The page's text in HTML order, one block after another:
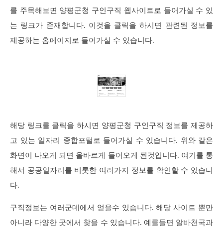
를 주목해보면 양평군청 구인구직 웹사이트로 들어가실 수 있
는 링크가 존재합니다. 이것을 클릭을 하시면 관련된 정보를
제공하는 홈페이지로 들어가실 수 있습니다.
해당 링크를 클릭을 하시면 양평군청 구인구직 정보를 제공하
고 있는 일자리 종합포털로 들어가실 수 있습니다. 위와 같은
화면이 나오게 되면 올바르게 들어오게 된것입니다. 여기를 통
해서 공공일자리를 비롯한 여러가지 정보를 확인할 수 있습니
다.
구직정보는 여러군데에서 얻을수 있습니다. 해당 사이트 뿐만
아니라 다양한 곳에서 찾을 수 있습니다. 예를들면 알바천국과